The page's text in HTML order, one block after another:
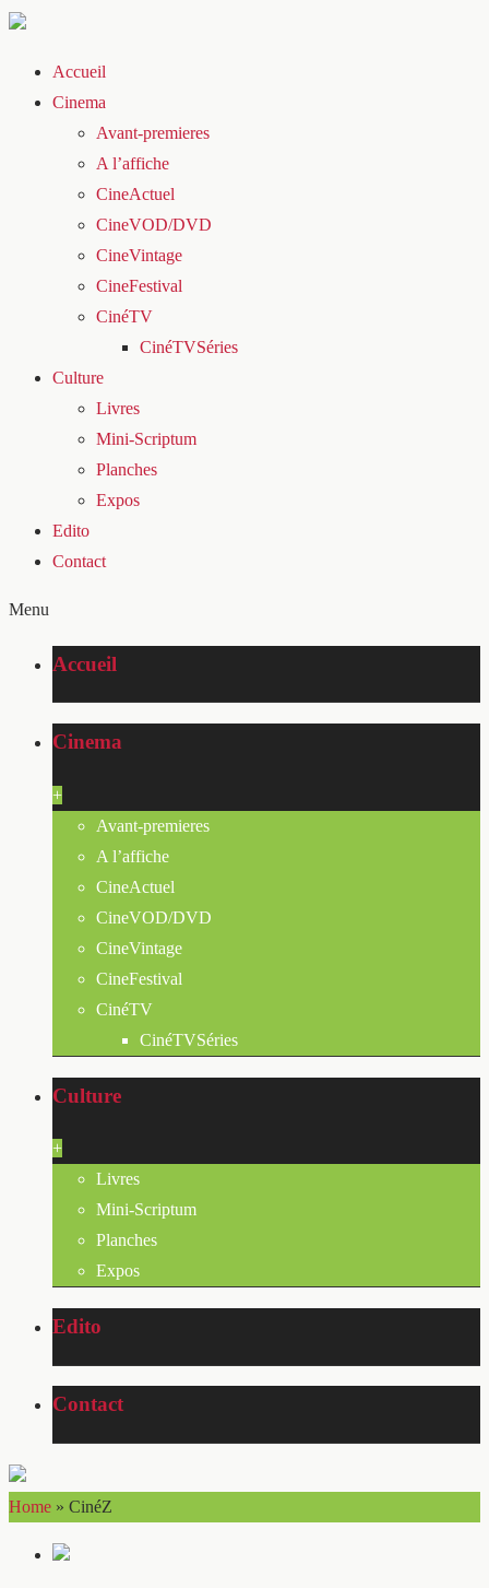
Accueil
Cinema
Avant-premieres
A l’affiche
CineActuel
CineVOD/DVD
CineVintage
CineFestival
CinéTV
CinéTVSéries
Culture
Livres
Mini-Scriptum
Planches
Expos
Edito
Contact
Menu
Accueil
Cinema
+
Avant-premieres
A l’affiche
CineActuel
CineVOD/DVD
CineVintage
CineFestival
CinéTV
CinéTVSéries
Culture
+
Livres
Mini-Scriptum
Planches
Expos
Edito
Contact
Home » CinéZ